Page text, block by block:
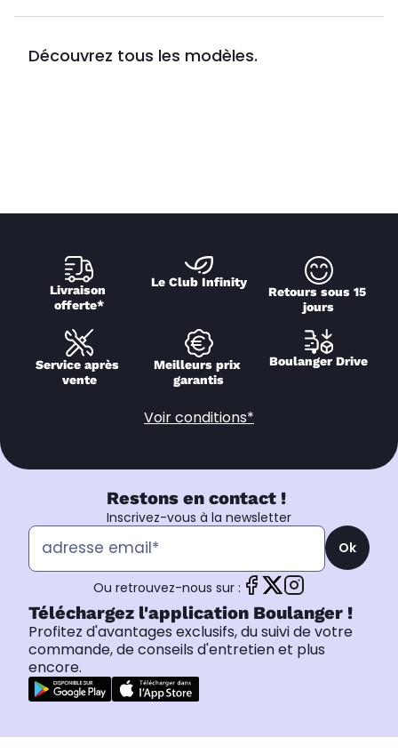
Découvrez tous les modèles.
Livraison
offerte*
Le Club Infinity
Retours sous 15
jours
Service après
vente
Meilleurs prix
garantis
Boulanger Drive
Voir conditions*
Restons en contact !
Inscrivez-vous à la newsletter
Ok
Ou retrouvez-nous sur :
Téléchargez l'application Boulanger !
Profitez d'avantages exclusifs, du suivi de votre
commande, de conseils d'entretien et plus
encore.